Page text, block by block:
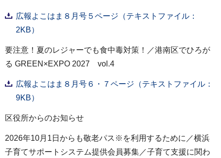
広報よこはま８月号５ページ（テキストファイル：
2KB）
要注意！夏のレジャーでも食中毒対策！／港南区でひろが
る GREEN×EXPO 2027 vol.4
広報よこはま８月号６・７ページ（テキストファイル：
9KB）
区役所からのお知らせ
2026年10月1日からも敬老パス※を利用するために／横浜
子育てサポートシステム提供会員募集／子育て支援に関わ